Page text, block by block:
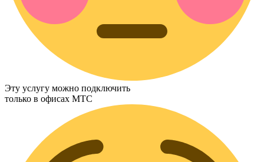
Эту услугу можно подключить
только в офисах МТС